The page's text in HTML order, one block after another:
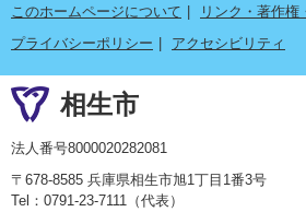
このホームページについて
リンク・著作権
プライバシーポリシー
アクセシビリティ
相生市
法人番号8000020282081
〒678-8585 兵庫県相生市旭1丁目1番3号
Tel：0791-23-7111（代表）